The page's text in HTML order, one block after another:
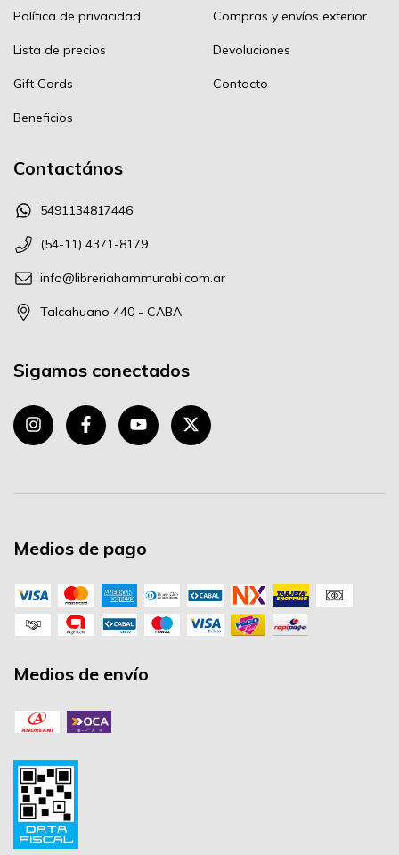
Política de privacidad
Lista de precios
Gift Cards
Beneficios
Compras y envíos exterior
Devoluciones
Contacto
Contactános
5491134817446
(54-11) 4371-8179
info@libreriahammurabi.com.ar
Talcahuano 440 - CABA
Sigamos conectados
Medios de pago
Medios de envío